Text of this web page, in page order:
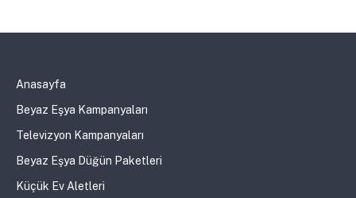
Anasayfa
Beyaz Eşya Kampanyaları
Televizyon Kampanyaları
Beyaz Eşya Düğün Paketleri
Küçük Ev Aletleri